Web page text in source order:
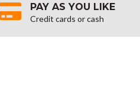
PAY AS YOU LIKE
Credit cards or cash